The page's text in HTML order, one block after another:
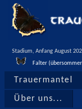
Stadium, Anfang August
Falter
Trauermantel
Über uns...